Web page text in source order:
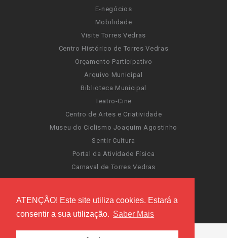
ATENÇÃO! Este site utiliza cookies. Estará a
consentir a sua utilização. Saber Mais
E-negócios
Mobilidade
Visite Torres Vedras
Centro Histórico de Torres Vedras
Orçamento Participativo
Arquivo Municipal
Biblioteca Municipal
Teatro-Cine
Centro de Artes e Criatividade
Museu do Ciclismo Joaquim Agostinho
Sentir Cultura
Portal da Atividade Física
Carnaval de Torres Vedras
Santa Cruz Ocean Spirit